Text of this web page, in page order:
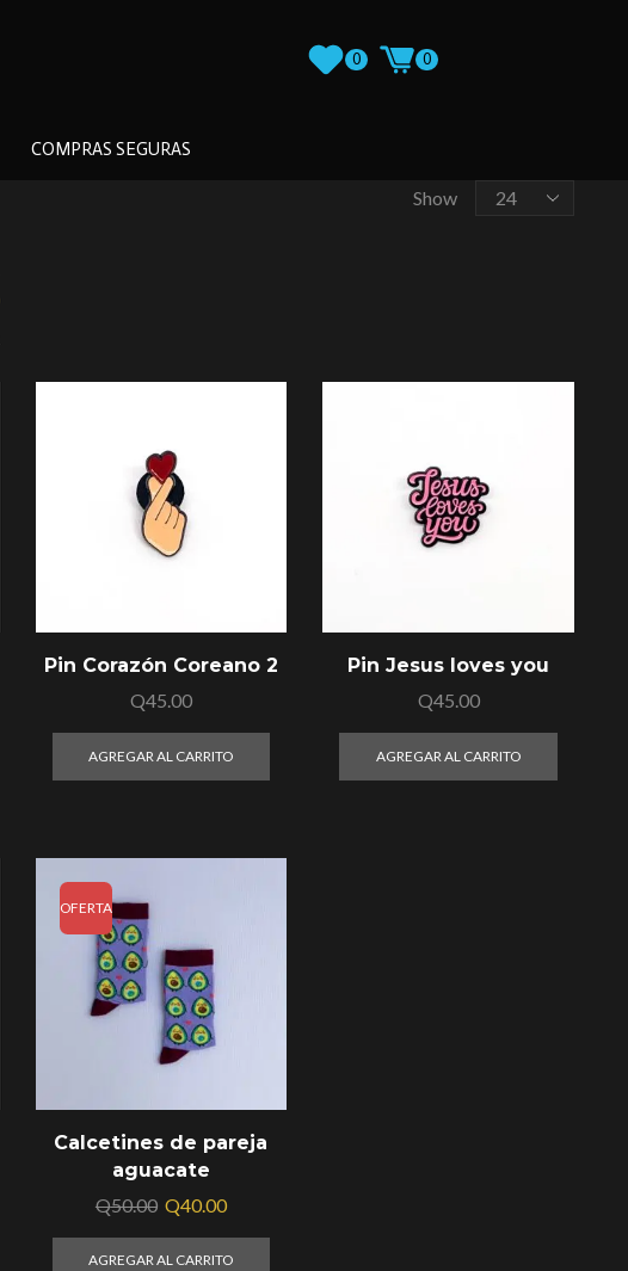
0 0
COMPRAS SEGURAS
Show
Pin Corazón Coreano 2
Q45.00
AGREGAR AL CARRITO
Pin Jesus loves you
Q45.00
AGREGAR AL CARRITO
OFERTA
Calcetines de pareja
aguacate
Q50.00 Q40.00
AGREGAR AL CARRITO